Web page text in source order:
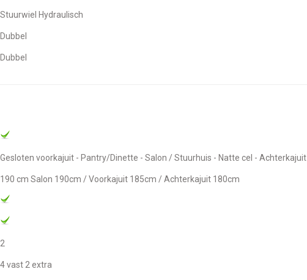
Stuurwiel Hydraulisch
Dubbel
Dubbel
Gesloten voorkajuit - Pantry/Dinette - Salon / Stuurhuis - Natte cel - Achterkajuit
190 cm Salon 190cm / Voorkajuit 185cm / Achterkajuit 180cm
2
4 vast 2 extra